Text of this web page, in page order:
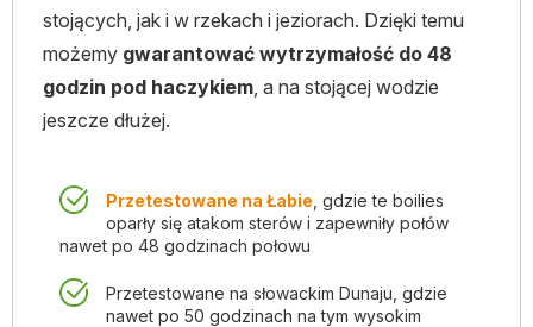
stojących, jak i w rzekach i jeziorach. Dzięki temu
możemy gwarantować wytrzymałość do 48
godzin pod haczykiem, a na stojącej wodzie
jeszcze dłużej.
Przetestowane na Łabie , gdzie te boilies
oparły się atakom sterów i zapewniły połów
nawet po 48 godzinach połowu
Przetestowane na słowackim Dunaju, gdzie
nawet po 50 godzinach na tym wysokim